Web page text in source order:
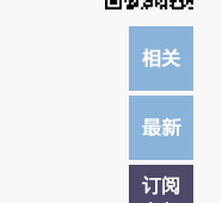
订阅